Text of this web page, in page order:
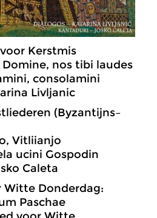
Kerstmis
Domine, nos tibi laudes
consolamini
Livljanic
(Byzantijns–
Vitliianjo
ucini Gospodin
Caleta
Witte Donderdag:
Paschae